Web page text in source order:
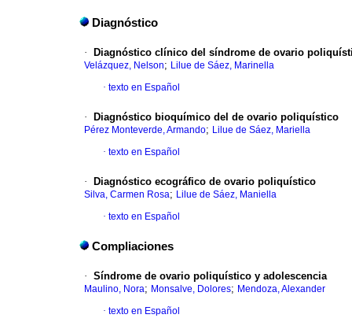
Diagnóstico
· Diagnóstico clínico del síndrome de ovario
Velázquez, Nelson; Lilue de Sáez, Marinella
· texto en Español
· Diagnóstico bioquímico del de ovario poliquístico
Pérez Monteverde, Armando; Lilue de Sáez, Mariella
· texto en Español
· Diagnóstico ecográfico de ovario poliquístico
Silva, Carmen Rosa; Lilue de Sáez, Maniella
· texto en Español
Compliaciones
· Síndrome de ovario poliquístico y adolescencia
Maulino, Nora; Monsalve, Dolores; Mendoza, Alexander
· texto en Español